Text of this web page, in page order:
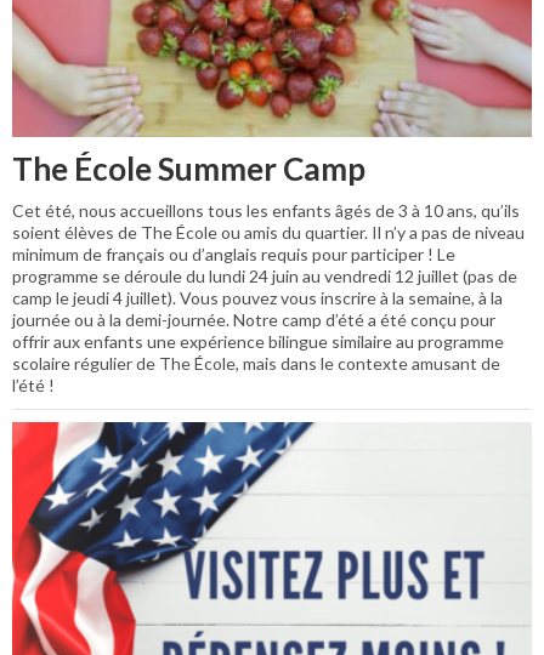
The École Summer Camp
Cet été, nous accueillons tous les enfants âgés de 3 à 10 ans, qu’ils
soient élèves de The École ou amis du quartier. Il n’y a pas de niveau
minimum de français ou d’anglais requis pour participer ! Le
programme se déroule du lundi 24 juin au vendredi 12 juillet (pas de
camp le jeudi 4 juillet). Vous pouvez vous inscrire à la semaine, à la
journée ou à la demi-journée. Notre camp d’été a été conçu pour
offrir aux enfants une expérience bilingue similaire au programme
scolaire régulier de The École, mais dans le contexte amusant de
l’été !